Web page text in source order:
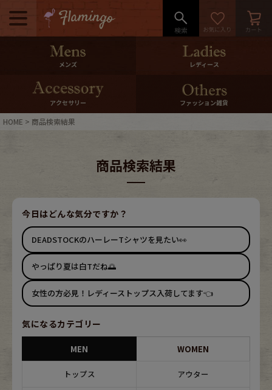
メニュー
500pt＆10％Offクーポンプレゼン
10％0ffクーポンプレゼント
マイページ
店舗紹介 特集一覧
ブランドから探す スタッフコーディネート
メンズ商品カテゴリーから探す
メンズ レディース
アクセサリー ファッション雑貨
HOME 商品検索結果
商品検索結果
今日はどんな気分ですか？
DEADSTOCKのハーレーTシャツを見たい👀
やっぱり夏は白Tだね🌅
女性の方必見！レディーストップス入荷してます👈
気になるカテゴリー
MEN WOMEN
トップス アウター